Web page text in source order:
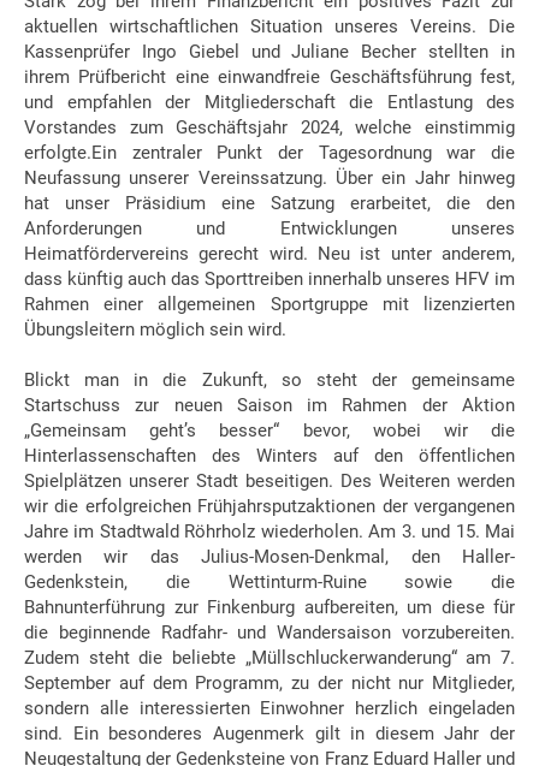
aktuellen wirtschaftlichen Situation unseres Vereins. Die
Kassenprüfer Ingo Giebel und Juliane Becher stellten in
ihrem Prüfbericht eine einwandfreie Geschäftsführung fest,
und empfahlen der Mitgliederschaft die Entlastung des
Vorstandes zum Geschäftsjahr 2024, welche einstimmig
erfolgte.Ein zentraler Punkt der Tagesordnung war die
Neufassung unserer Vereinssatzung. Über ein Jahr hinweg
hat unser Präsidium eine Satzung erarbeitet, die den
Anforderungen und Entwicklungen unseres
Heimatfördervereins gerecht wird. Neu ist unter anderem,
dass künftig auch das Sporttreiben innerhalb unseres HFV im
Rahmen einer allgemeinen Sportgruppe mit lizenzierten
Übungsleitern möglich sein wird.
Blickt man in die Zukunft, so steht der gemeinsame
Startschuss zur neuen Saison im Rahmen der Aktion
„Gemeinsam geht’s besser“ bevor, wobei wir die
Hinterlassenschaften des Winters auf den öffentlichen
Spielplätzen unserer Stadt beseitigen. Des Weiteren werden
wir die erfolgreichen Frühjahrsputzaktionen der vergangenen
Jahre im Stadtwald Röhrholz wiederholen. Am 3. und 15. Mai
werden wir das Julius-Mosen-Denkmal, den Haller-
Gedenkstein, die Wettinturm-Ruine sowie die
Bahnunterführung zur Finkenburg aufbereiten, um diese für
die beginnende Radfahr- und Wandersaison vorzubereiten.
Zudem steht die beliebte „Müllschluckerwanderung“ am 7.
September auf dem Programm, zu der nicht nur Mitglieder,
sondern alle interessierten Einwohner herzlich eingeladen
sind. Ein besonderes Augenmerk gilt in diesem Jahr der
Neugestaltung der Gedenksteine von Franz Eduard Haller und